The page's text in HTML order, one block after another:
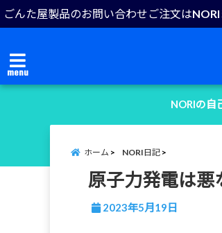
ごんた屋製品のお問い合わせご注文はNORI
menu
NORIの自
ホーム NORI日記
原子力発電は悪
2023年5月19日